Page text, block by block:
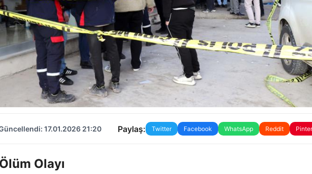
17.01.2026 21:20 Paylaş: Twitter Facebook WhatsApp Reddit
Olayı